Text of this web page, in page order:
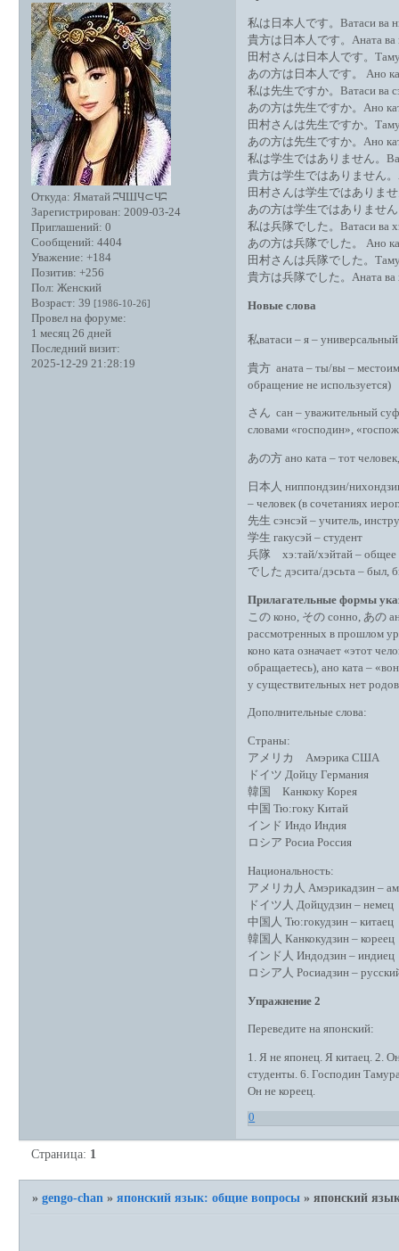
Откуда: Яматай ʭЧШЧ⊂Чʭ
Зарегистрирован: 2009-03-24
Приглашений: 0
Сообщений: 4404
Уважение: +184
Позитив: +256
Пол: Женский
Возраст: 39 [1986-10-26]
Провел на форуме:
1 месяц 26 дней
Последний визит:
2025-12-29 21:28:19
私は日本人です。Ватаси ва
貴方は日本人です。Аната ва
田村さんは日本人です。
あの方は日本人です。 Ано
私は先生ですか。Ватаси ва
あの方は先生ですか。Ано
田村さんは先生ですか。
あの方は先生ですか。Ано
私は学生ではありません。
貴方は学生ではありません。
田村さんは学生ではありませ
あの方は学生ではありません
私は兵隊でした。Ватаси ва
あの方は兵隊でした。 Ано
田村さんは兵隊でした。
貴方は兵隊でした。Аната ва
Новые слова
私ватаси – я –
貴方 аната – ты/вы –
обращение не используется)
さん сан – уважительный
словами «господин»,
あの方 ано ката – тот
日本人 ниппондзин/
– человек (в сочетаниях
先生 сэнсэй – учитель,
学生 гакусэй – студент
兵隊 хэ:тай/хэйтай – общее
でした дэсита/дэсьта – был,
Прилагательные формы
この коно, その сонно, あの
рассмотренных в прошлом
коно ката означает «этот
обращаетесь), ано ката –
у существительных нет
Дополнительные слова:
Страны:
アメリカ Амэрика США
ドイツ Дойцу Германия
韓国 Канкоку Корея
中国 Тю:гоку Китай
インド Индо Индия
ロシア Росиа Россия
Национальность:
アメリカ人 Амэрикадзин –
ドイツ人 Дойцудзин – немец
中国人 Тю:гокудзин – китаец
韓国人 Канкокудзин – кореец
インド人 Индодзин – индиец
ロシア人 Росиадзин –
Упражнение 2
Переведите на японский:
1. Я не японец. Я китаец. 2.
студенты. 6. Господин
Он не кореец.
0
Страница: 1
»gengo-chan »японский язык: общие вопросы »японский